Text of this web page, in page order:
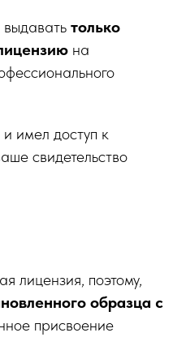
только
на
имел доступ к
свидетельство
лицензия, поэтому,
образца с
присвоение